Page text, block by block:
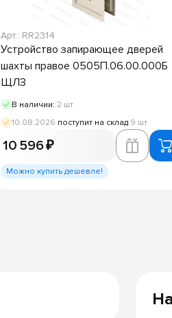
Арт.: RR2314
Устройство запирающее дверей
шахты правое 0505П.06.00.000Б
ЩЛЗ
В наличии: 2 шт
10.08.2026 поступит на склад 9 шт
10 596 ₽
Можно купить дешевле!